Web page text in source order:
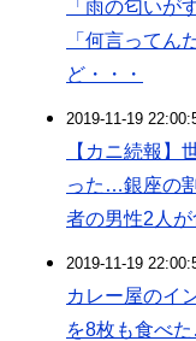
「雨の匂い
「何言ってん
ど・・・
2019-11-19
【カニ続報】
った…銀座の
者の男性2人が
2019-11-19
カレー屋のイ
を8枚も食べ